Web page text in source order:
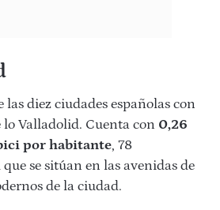
diez ciudades españolas con
lo Valladolid. Cuenta con 0,26
por habitante, 78
se sitúan en las avenidas de
de la ciudad.